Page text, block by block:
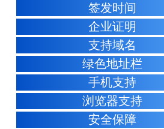
签发时间
企业证明
支持域名
绿色地址栏
手机支持
浏览器支持
安全保障